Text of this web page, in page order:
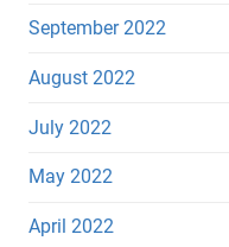
September 2022
August 2022
July 2022
May 2022
April 2022